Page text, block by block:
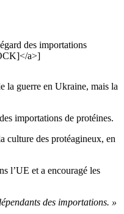
des importations
a>]
la guerre en Ukraine, mais la
importations de protéines.
culture des protéagineux, en
l’UE et a encouragé les
des importations. »